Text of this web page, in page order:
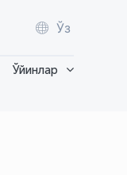
Ўз
Ўйинлар